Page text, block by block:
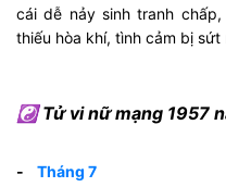
cái dễ nảy sinh tranh
thiếu hòa khí, tình cảm bị sứt
☯ Tử vi nữ mạng 1957
- Tháng 7